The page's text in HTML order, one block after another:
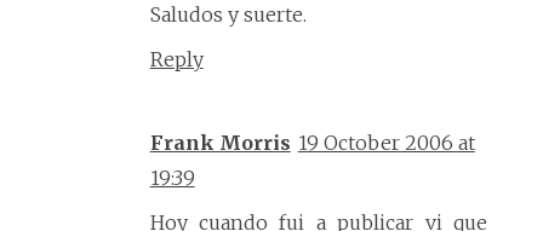
Saludos y suerte.
Reply
Frank Morris 19 October 2006 at
19:39
Hoy cuando fui a publicar vi que